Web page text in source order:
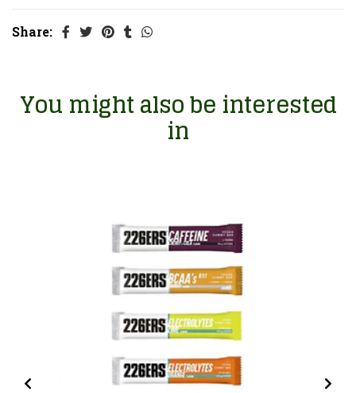
Share:
You might also be interested
in